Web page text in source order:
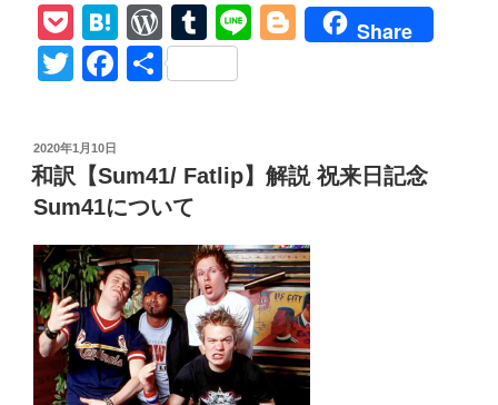
Don’t
Tell
Me】
女
心
を
方
に
Save
the
Girls!”
P
o
ck
H
at
e
a
W
or
d
e
ss
T
u
m
r
Li
Bl
er
Share
T
tt
er
F
e
b
o
o
k
共
投
稿
日:
2020年1月10日
和訳【Sum41/ Fatlip】解説 祝来日記念
Sum41について